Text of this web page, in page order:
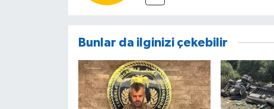
Bunlar da ilginizi çekebilir